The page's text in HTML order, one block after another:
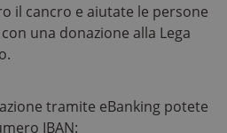
il cancro e aiutate le persone
una donazione alla Lega
tramite eBanking potete
IBAN: